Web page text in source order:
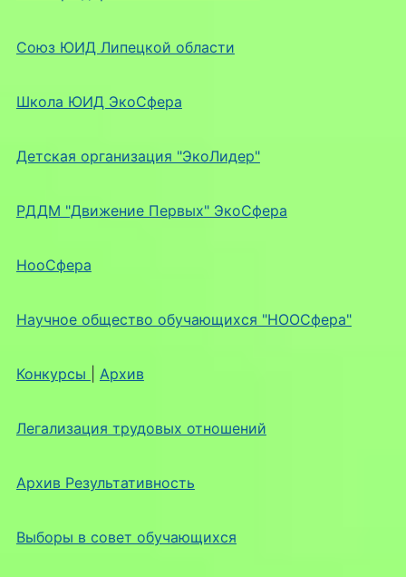
Союз ЮИД Липецкой области
Школа ЮИД ЭкоСфера
Детская организация "ЭкоЛидер"
РДДМ "Движение Первых" ЭкоСфера
НооСфера
Научное общество обучающихся "НООСфера"
Конкурсы Архив
Легализация трудовых отношений
Архив Результативность
Выборы в совет обучающихся